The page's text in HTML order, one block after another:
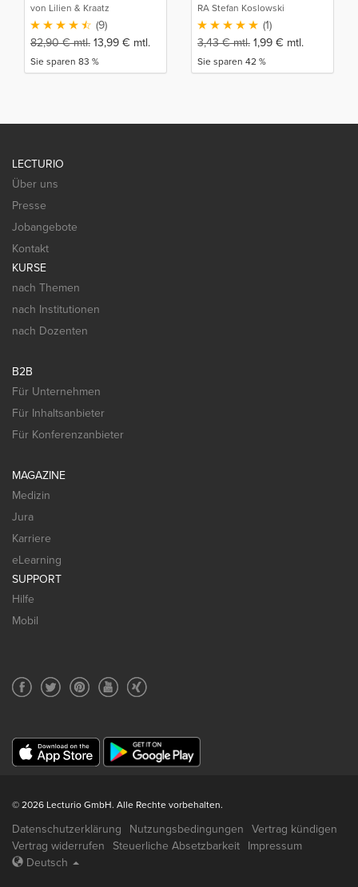
von Lilien & Kraatz
(9)
82,90€mtl. 13,99 € mtl.
Sie sparen 83 %
RA Stefan Koslowski
(1)
3,43€mtl. 1,99 € mtl.
Sie sparen 42 %
LECTURIO
Über uns
Presse
Jobangebote
Kontakt
KURSE
nach Themen
nach Institutionen
nach Dozenten
B2B
Für Unternehmen
Für Inhaltsanbieter
Für Konferenzanbieter
MAGAZINE
Medizin
Jura
Karriere
eLearning
SUPPORT
Hilfe
Mobil
© 2026 Lecturio GmbH. Alle Rechte vorbehalten.
Datenschutzerklärung Nutzungsbedingungen
Vertrag kündigen
Vertrag widerrufen
Steuerliche Absetzbarkeit
Impressum
Deutsch